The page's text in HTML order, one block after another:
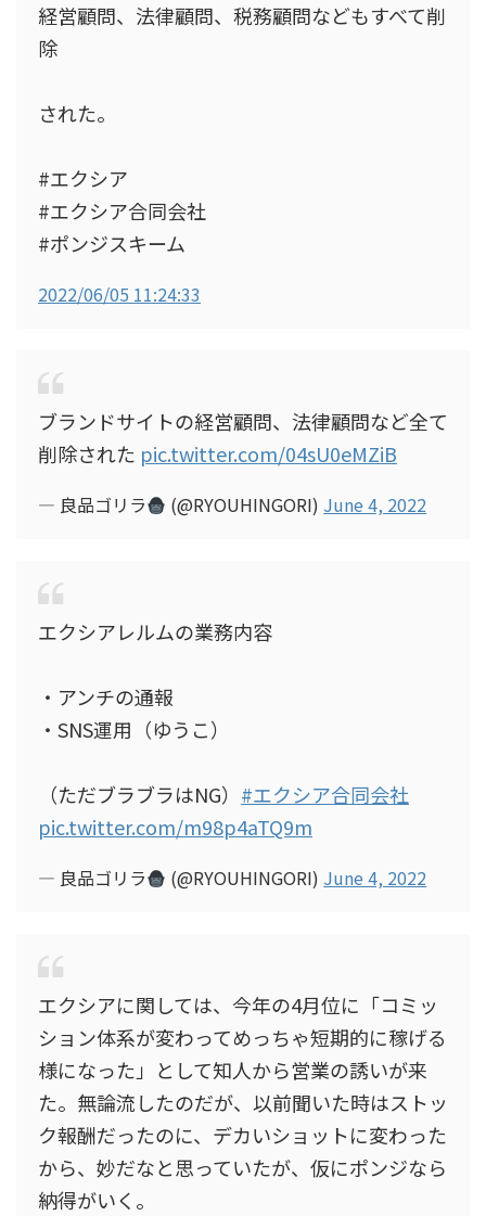
経営顧問、法律顧問、税務顧問などもすべて削
除
された。
#エクシア
#エクシア合同会社
#ポンジスキーム
2022/06/05 11:24:33
ブランドサイトの経営顧問、法律顧問など全て
削除された pic.twitter.com/04sU0eMZiB
— 良品ゴリラ (@RYOUHINGORI) June 4, 2022
エクシアレルムの業務内容
・アンチの通報
・SNS運用（ゆうこ）
（ただブラブラはNG） #エクシア合同会社
pic.twitter.com/m98p4aTQ9m
— 良品ゴリラ (@RYOUHINGORI) June 4, 2022
エクシアに関しては、今年の4月位に「コミッ
ション体系が変わってめっちゃ短期的に稼げる
様になった」として知人から営業の誘いが来
た。無論流したのだが、以前聞いた時はストッ
ク報酬だったのに、デカいショットに変わった
から、妙だなと思っていたが、仮にポンジなら
納得がいく。